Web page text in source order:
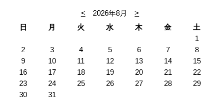
< 2026年8月
>
日
月 火 水 木 金
土
1
2
3 4 5 6 7
8
9
10 11 12 13 14
15
16
17 18 19 20 21
22
23
24 25 26 27 28
29
30
31